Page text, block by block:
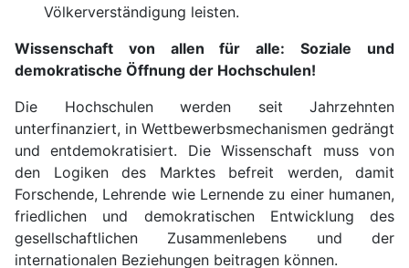
Völkerverständigung leisten.
Wissenschaft von allen für alle: Soziale und
demokratische Öffnung der Hochschulen!
Die Hochschulen werden seit Jahrzehnten
unterfinanziert, in Wettbewerbsmechanismen gedrängt
und entdemokratisiert. Die Wissenschaft muss von
den Logiken des Marktes befreit werden, damit
Forschende, Lehrende wie Lernende zu einer humanen,
friedlichen und demokratischen Entwicklung des
gesellschaftlichen Zusammenlebens und der
internationalen Beziehungen beitragen können.